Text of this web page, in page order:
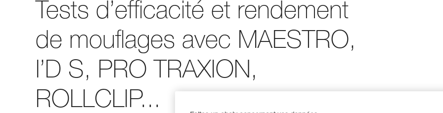
Tests d’efficacité et rendement
de mouflages avec MAESTRO,
I’D S, PRO TRAXION,
ROLLCLIP...